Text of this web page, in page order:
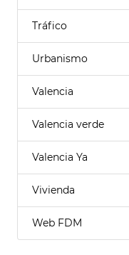
Tráfico
Urbanismo
Valencia
Valencia verde
Valencia Ya
Vivienda
Web FDM